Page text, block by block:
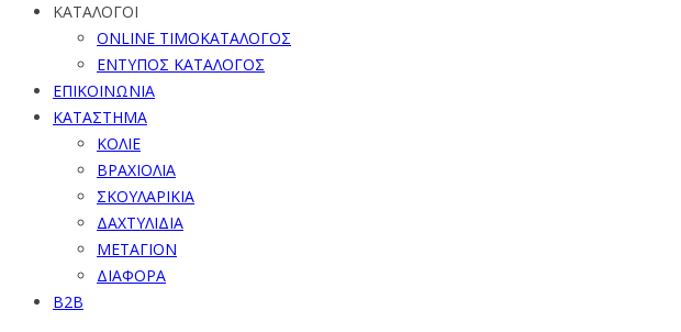
ΚΑΤΑΛΟΓΟΙ
ONLINE ΤΙΜΟΚΑΤΑΛΟΓΟΣ
ΕΝΤΥΠΟΣ ΚΑΤΑΛΟΓΟΣ
ΕΠΙΚΟΙΝΩΝΙΑ
ΚΑΤΑΣΤΗΜΑ
ΚΟΛΙΕ
ΒΡΑΧΙΟΛΙΑ
ΣΚΟΥΛΑΡΙΚΙΑ
ΔΑΧΤΥΛΙΔΙΑ
ΜΕΤΑΓΙΟΝ
ΔΙΑΦΟΡΑ
B2B